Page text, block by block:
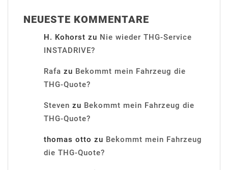
NEUESTE KOMMENTARE
H. Kohorst zu Nie wieder THG-Service
INSTADRIVE?
Rafa zu Bekommt mein Fahrzeug die
THG-Quote?
Steven zu Bekommt mein Fahrzeug die
THG-Quote?
thomas otto zu Bekommt mein Fahrzeug
die THG-Quote?